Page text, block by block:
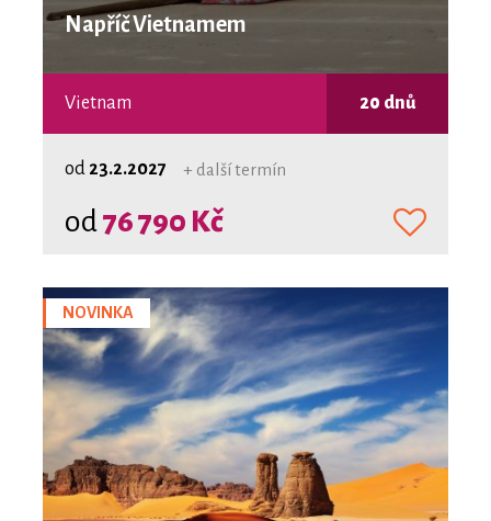
Napříč Vietnamem
Vietnam 20 dnů
od 23.2.2027 + další termín
od76 790 Kč
NOVINKA